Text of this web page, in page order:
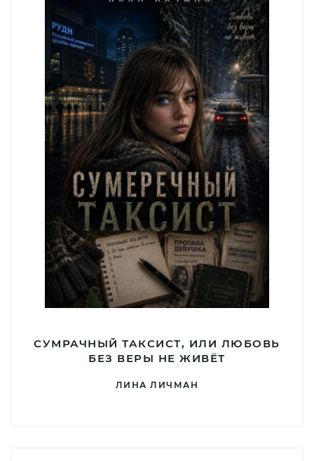
СУМРАЧНЫЙ ТАКСИСТ, ИЛИ ЛЮБОВЬ
БЕЗ ВЕРЫ НЕ ЖИВЁТ
ЛИНА ЛИЧМАН